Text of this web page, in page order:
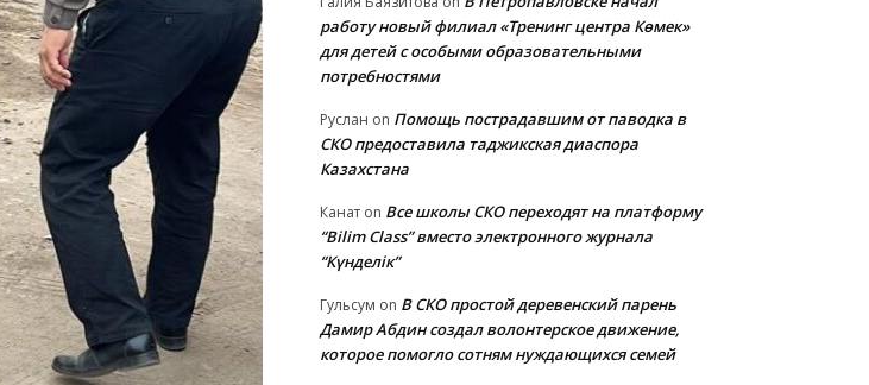
работу новый филиал «Тренинг центра Көмек»
для детей с особыми образовательными
потребностями
Руслан on Помощь пострадавшим от паводка в
СКО предоставила таджикская диаспора
Казахстана
Канат on Все школы СКО переходят на платформу
“Bilim Class” вместо электронного журнала
“Күнделік”
Гульсум on В СКО простой деревенский парень
Дамир Абдин создал волонтерское движение,
которое помогло сотням нуждающихся семей